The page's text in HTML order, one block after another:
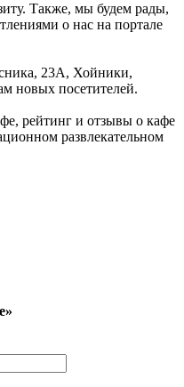
Также, мы будем рады,
о нас на портале
23А, Хойники,
новых посетителей.
рейтинг и отзывы о кафе
развлекательном